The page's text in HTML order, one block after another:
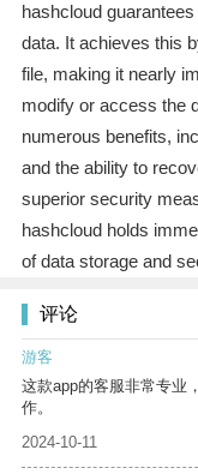
hashcloud
data. It achieves this
file, making it nearly
modify or access the
numerous benefits,
and the ability to
superior security
hashcloud holds
of data storage and
评论
游客
这款app的客服非常专业
作。
2024-10-11